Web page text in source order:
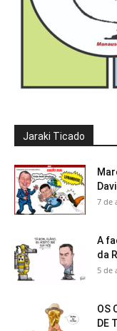
Jaraki Ticado
7 de
A
da
5 de
OS
DE